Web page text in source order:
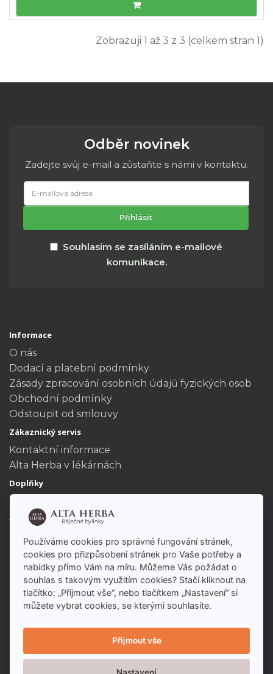
Zobrazuji 1 až 3 z 3 (celkem stran 1)
Odběr novinek
Zadejte svůj e-mail a zůstaňte s námi v kontaktu.
mailová
adresa
Přihlásit
Souhlasím se zasíláním e-mailové
komunikace.
Informace
O nás
Dodací a platební podmínky
Zásady zpracování osobních údajů fyzických osob
Obchodní podmínky
Odstoupit od smlouvy
Zákaznický servis
Kontaktní informace
Alta Herba v lékárnách
Doplňky
Dárkové poukazy
Akční nabídka
Můj účet
Historie objednávek
Používáme cookies pro správné fungování stránek,
cookies pro přizpůsobení stránek pro Vaše potřeby a
nabídky přímo Vám na míru. Můžeme Vás požádat o
souhlas s takovým využitím cookies? Stačí kliknout na
tlačítko: „Přijmout vše“, nebo tlačítkem „Nastavení“ si
můžete vybrat cookies, se kterými souhlasíte.
Přijmout vše